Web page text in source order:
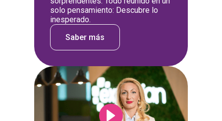
solo pensamiento: Descubre lo
inesperado.
Saber más